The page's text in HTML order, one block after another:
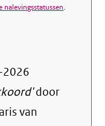
nalevingsstatussen.
door
van